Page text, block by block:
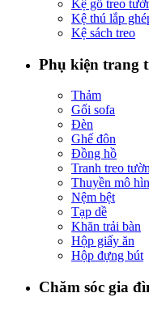
Kệ gỗ treo
Kệ thú lắp
Kệ sách treo
Phụ kiện trang
Thảm
Gối sofa
Đèn
Ghế đôn
Đồng hồ
Tranh treo
Thuyền mô
Nệm bệt
Tạp dề
Khăn trải bàn
Hộp giấy ăn
Hộp đựng bút
Chăm sóc gia